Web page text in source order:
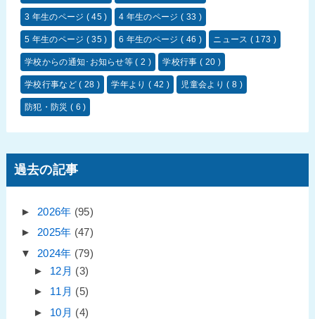
3 年生のページ ( 45 ) 4 年生のページ ( 33 )
5 年生のページ ( 35 ) 6 年生のページ ( 46 ) ニュース ( 173 )
学校からの通知･お知らせ等( 2 ) 学校行事 ( 20 )
学校行事など( 28 ) 学年より( 42 ) 児童会より( 8 )
防犯・防災 ( 6 )
過去の記事
► 2026年 (95)
► 2025年 (47)
▼ 2024年 (79)
► 12月 (3)
► 11月 (5)
► 10月 (4)